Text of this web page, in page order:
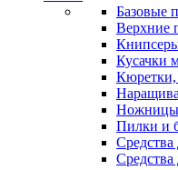
Базовые
Верхние
Кусачки
Ножницы
Пилки и